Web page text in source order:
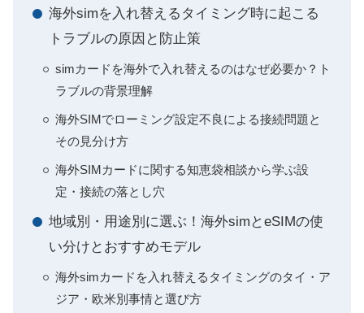
海外simを入れ替えるタイミング時に起こる
トラブルの原因と防止策
simカードを海外で入れ替えるのはなぜ必要か？ト
ラブルの背景理解
海外SIMでローミング設定不良による接続問題と
その見分け方
海外SIMカードに関する知恵袋相談から学ぶ設
定・接続の落とし穴
地域別・用途別に選ぶ！海外simとeSIMの使
い分けとおすすめモデル
海外simカードを入れ替えるタイミングのタイ・ア
ジア・欧米別事情と選び方